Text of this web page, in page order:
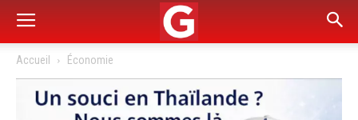
Accueil Économie